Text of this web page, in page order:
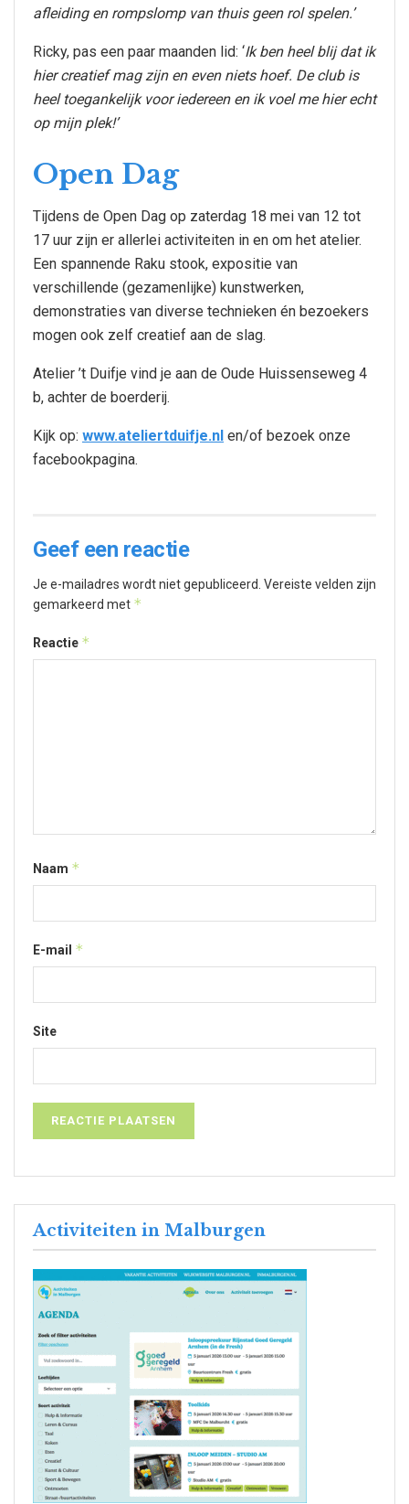
afleiding en rompslomp van thuis geen rol spelen.’
Ricky, pas een paar maanden lid: ‘Ik ben heel blij dat ik
hier creatief mag zijn en even niets hoef. De club is
heel toegankelijk voor iedereen en ik voel me hier echt
op mijn plek!’
Open Dag
Tijdens de Open Dag op zaterdag 18 mei van 12 tot
17 uur zijn er allerlei activiteiten in en om het atelier.
Een spannende Raku stook, expositie van
verschillende (gezamenlijke) kunstwerken,
demonstraties van diverse technieken én bezoekers
mogen ook zelf creatief aan de slag.
Atelier ’t Duifje vind je aan de Oude Huissenseweg 4
b, achter de boerderij.
Kijk op: www.ateliertduifje.nl en/of bezoek onze
facebookpagina.
Geef een reactie
Je e-mailadres wordt niet gepubliceerd. Vereiste velden zijn
gemarkeerd met *
Reactie *
Naam *
E-mail *
Site
Activiteiten in Malburgen